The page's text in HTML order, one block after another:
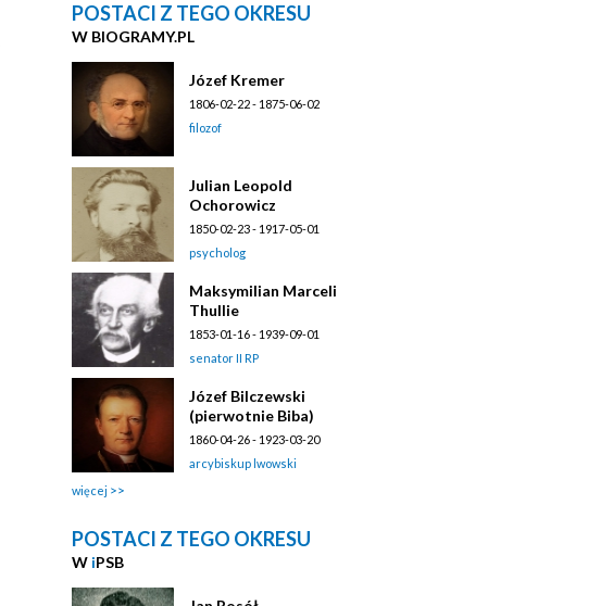
POSTACI Z TEGO OKRESU
W BIOGRAMY.PL
Józef Kremer
1806-02-22 - 1875-06-02
filozof
Julian Leopold
Ochorowicz
1850-02-23 - 1917-05-01
psycholog
Maksymilian Marceli
Thullie
1853-01-16 - 1939-09-01
senator II RP
Józef Bilczewski
(pierwotnie Biba)
1860-04-26 - 1923-03-20
arcybiskup lwowski
więcej
POSTACI Z TEGO OKRESU
W iPSB